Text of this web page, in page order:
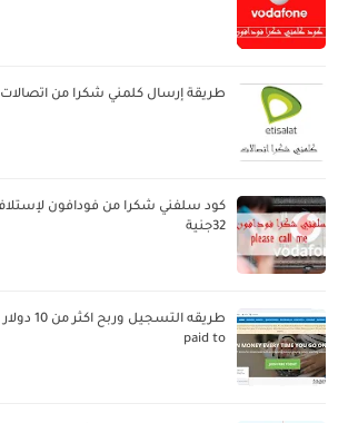
طريقة إرسال كلمني شكرا من اتصالات
32جنية
paid to